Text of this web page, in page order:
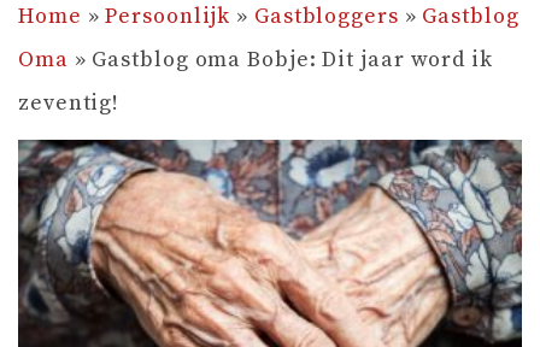
Home »Persoonlijk » Gastbloggers » Gastblog
Oma » Gastblog oma Bobje: Dit jaar word ik
zeventig!